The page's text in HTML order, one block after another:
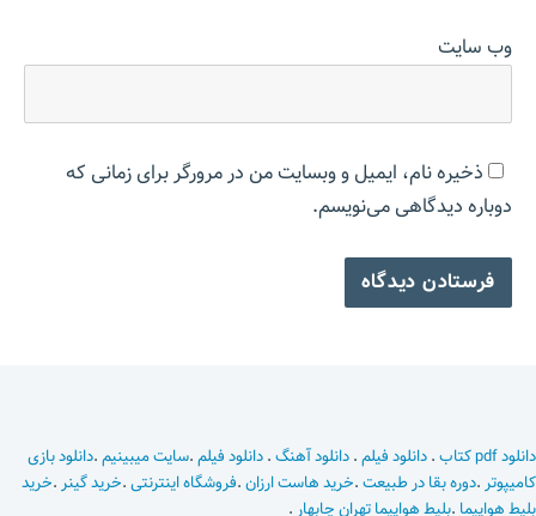
وب‌ سایت
ذخیره نام، ایمیل و وبسایت من در مرورگر برای زمانی که
دوباره دیدگاهی می‌نویسم.
دانلود pdf کتاب .دانلود فیلم.دانلود آهنگ.دانلود فیلم.سایت میبینیم.دانلود بازی
کامیپوتر .دوره بقا در طبیعت.خرید هاست ارزان.فروشگاه اینترنتی.خرید گینر .خرید
بلیط هواپیما .بلیط هواپیما تهران چابهار .